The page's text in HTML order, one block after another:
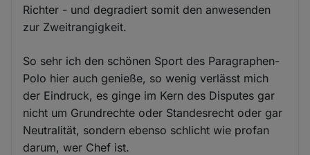
Richter - und degradiert somit den anwesenden
zur Zweitrangigkeit.
So sehr ich den schönen Sport des Paragraphen-
Polo hier auch genieße, so wenig verlässt mich
der Eindruck, es ginge im Kern des Disputes gar
nicht um Grundrechte oder Standesrecht oder gar
Neutralität, sondern ebenso schlicht wie profan
darum, wer Chef ist.